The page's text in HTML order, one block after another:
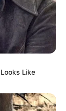
entrega de
de Saúde da
por
do IR paga
de
Like